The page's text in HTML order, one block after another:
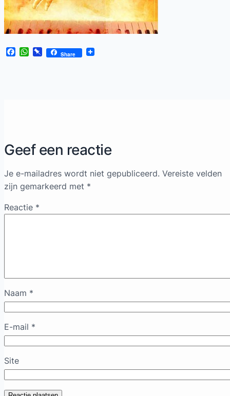
Facebook
WhatsApp
Pinboard
Share
Geef een reactie
Je e-mailadres wordt niet gepubliceerd. Vereiste velden
zijn gemarkeerd met *
Reactie *
Naam *
E-mail *
Site